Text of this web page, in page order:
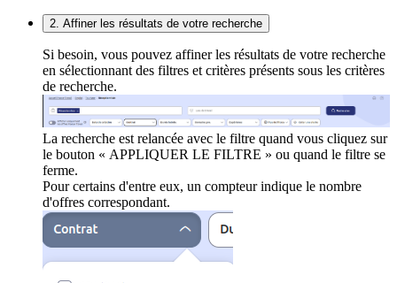
2. Affiner les résultats de votre recherche
Si besoin, vous pouvez affiner les résultats de votre recherche
en sélectionnant des filtres et critères présents sous les critères
de recherche.
La recherche est relancée avec le filtre quand vous cliquez sur
le bouton « APPLIQUER LE FILTRE » ou quand le filtre se
ferme.
Pour certains d'entre eux, un compteur indique le nombre
d'offres correspondant.